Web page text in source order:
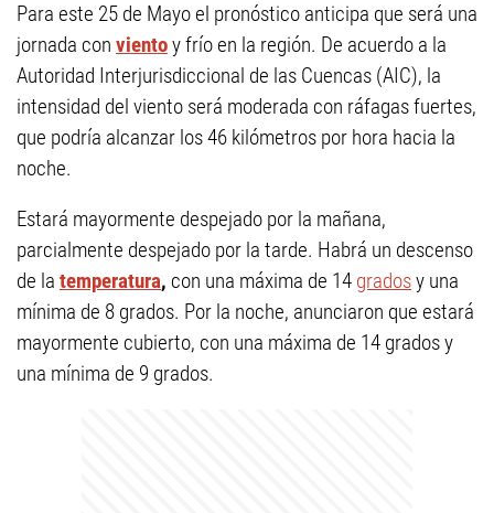
Para este 25 de Mayo el pronóstico anticipa que será una
jornada con vientoy frío en la región. De acuerdo a la
Autoridad Interjurisdiccional de las Cuencas (AIC), la
intensidad del viento será moderada con ráfagas fuertes,
que podría alcanzar los 46 kilómetros por hora hacia la
noche.
Estará mayormente despejado por la mañana,
parcialmente despejado por la tarde. Habrá un descenso
de la temperatura, con una máxima de 14 gradosy una
mínima de 8 grados. Por la noche, anunciaron que estará
mayormente cubierto, con una máxima de 14 grados y
una mínima de 9 grados.